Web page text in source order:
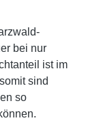
bei nur
ist im
sind
so